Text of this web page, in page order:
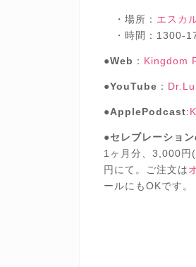
・場所： エスカ
・時間：1300-
●Web ： Kingdom
●YouTube ：
●ApplePodcast:
●セレブレーショ
1ヶ月分、3,000円
円にて。ご注文は
ールにもOKです。